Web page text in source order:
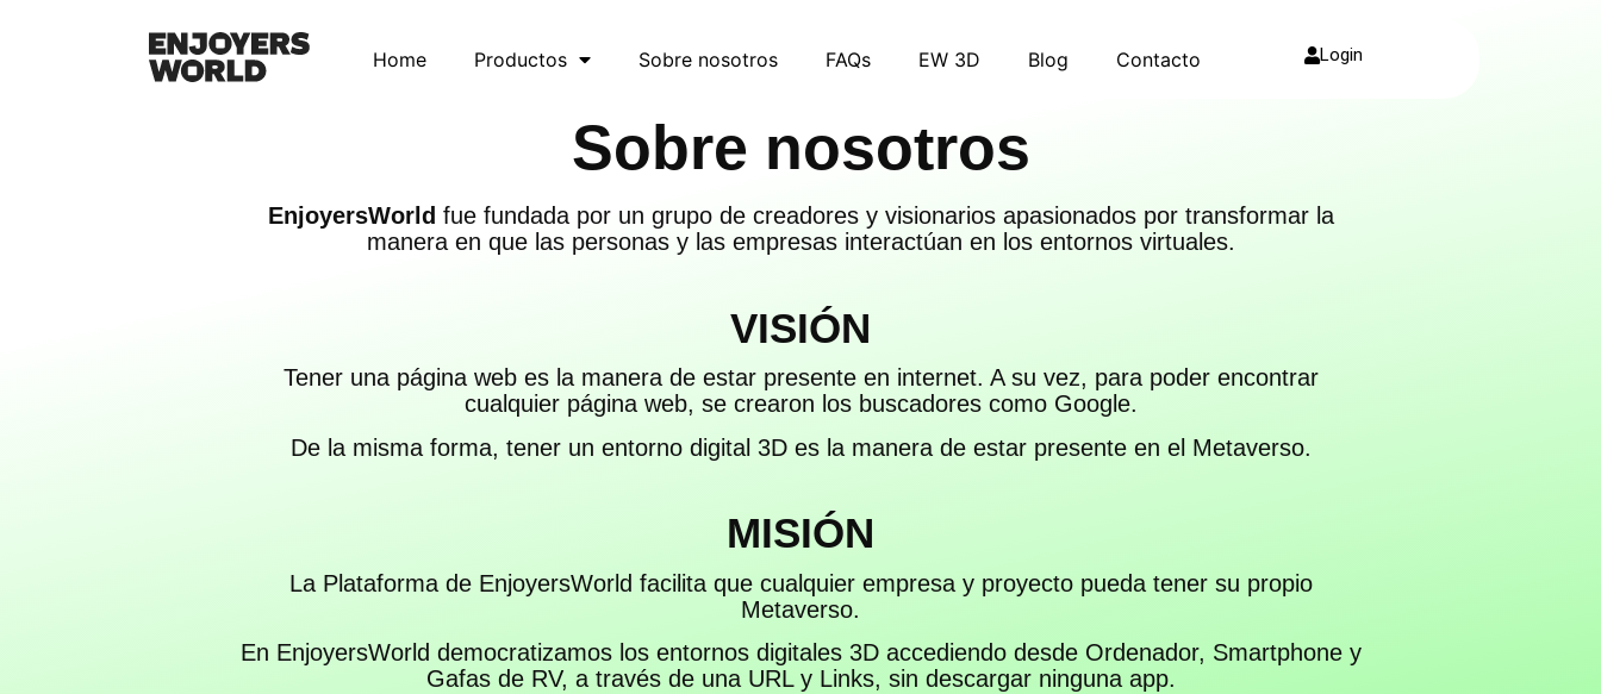
Home Productos Sobre nosotros FAQs EW 3D Blog Contacto Login
Sobre nosotros
EnjoyersWorld fue fundada por un grupo de creadores y visionarios apasionados por transformar la
manera en que las personas y las empresas interactúan en los entornos virtuales.
VISIÓN
Tener una página web es la manera de estar presente en internet. A su vez, para poder encontrar
cualquier página web, se crearon los buscadores como Google.
De la misma forma, tener un entorno digital 3D es la manera de estar presente en el Metaverso.
MISIÓN
La Plataforma de EnjoyersWorld facilita que cualquier empresa y proyecto pueda tener su propio
Metaverso.
En EnjoyersWorld democratizamos los entornos digitales 3D accediendo desde Ordenador, Smartphone y
Gafas de RV, a través de una URL y Links, sin descargar ninguna app.